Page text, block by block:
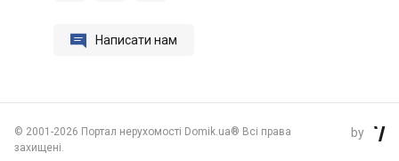
 Написати нам
© 2001-2026 Портал нерухомості Domik.ua® Всі права
захищені.
by 